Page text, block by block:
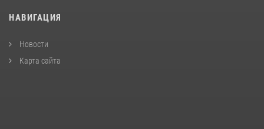
НАВИГАЦИЯ
Новости
Карта сайта